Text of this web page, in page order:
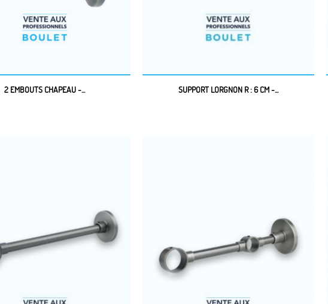
2 EMBOUTS CHAPEAU -... SUPPORT LORGNON R : 6 CM -...